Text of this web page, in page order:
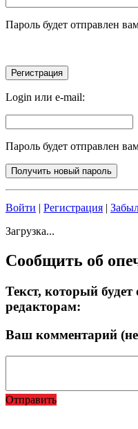
Пароль будет отправлен
Login или e-mail:
Пароль будет отправлен
Войти | Регистрация |
Загрузка...
Сообщить об
Текст, который
редакторам:
Ваш комментарий
Отправить